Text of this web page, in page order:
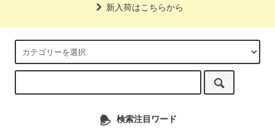
新入荷はこちらから
検索注目ワード